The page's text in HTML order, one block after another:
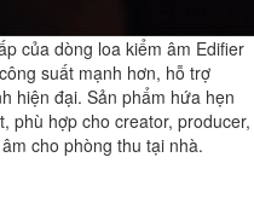
của dòng loa kiểm âm Edifier
suất mạnh hơn, hỗ trợ
hiện đại. Sản phẩm hứa hẹn
phù hợp cho creator, producer,
cho phòng thu tại nhà.